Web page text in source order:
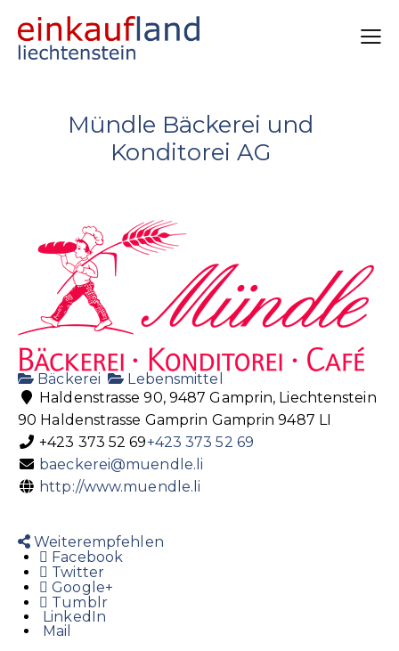
Mündle Bäckerei und
Konditorei AG
Bäckerei
Lebensmittel
Haldenstrasse 90, 9487 Gamprin, Liechtenstein
90 Haldenstrasse Gamprin Gamprin 9487 LI
+423 373 52 69+423 373 52 69
baeckerei@muendle.li
http://www.muendle.li
Weiterempfehlen
Facebook
Twitter
Google+
Tumblr
LinkedIn
Mail